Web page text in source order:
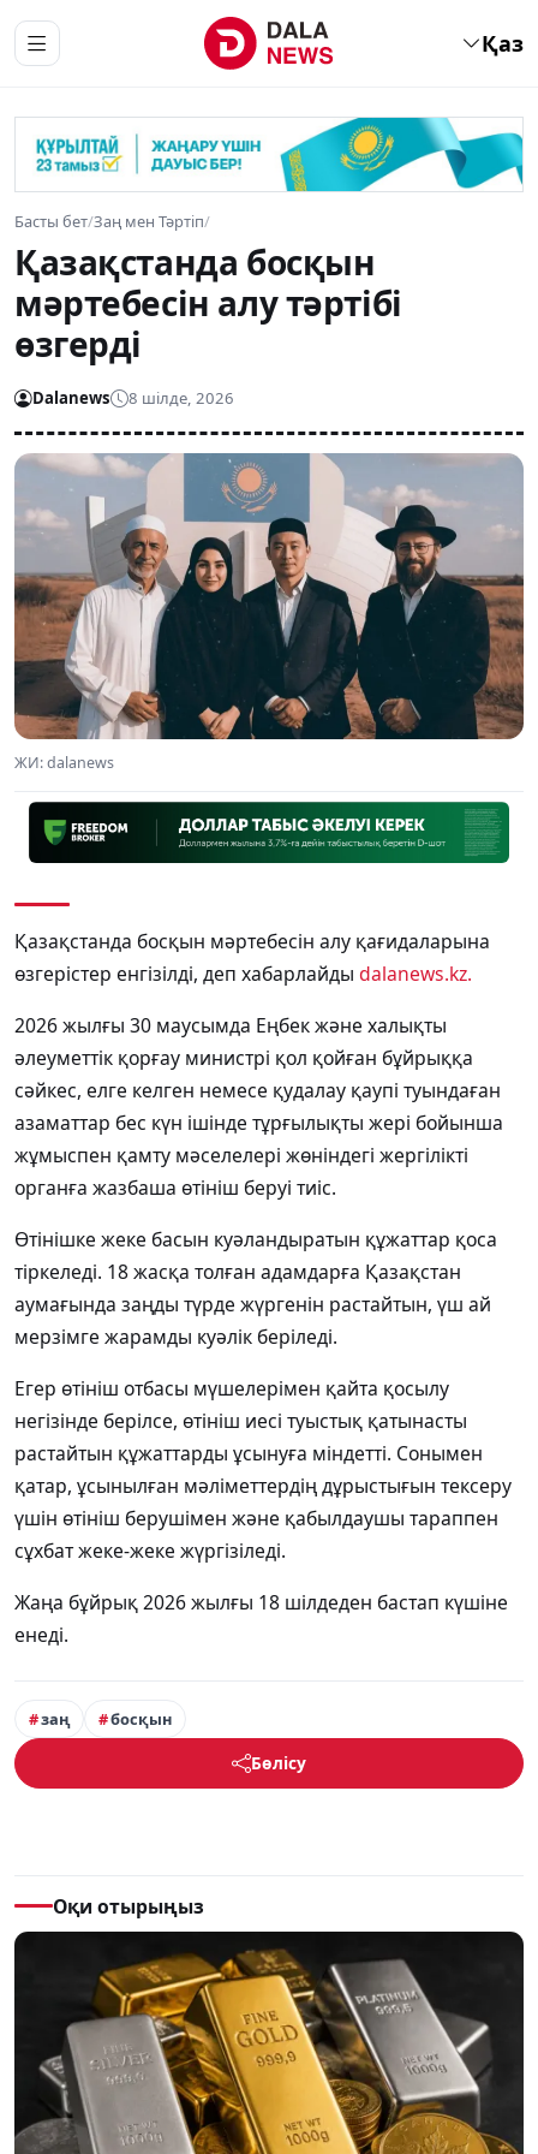
Қаз
Басты бет/Заң мен Тәртіп/
Қазақстанда босқын
мәртебесін алу тәртібі
өзгерді
Dalanews 8 шілде, 2026
ЖИ: dalanews
Қазақстанда босқын мәртебесін алу қағидаларына
өзгерістер енгізілді, деп хабарлайды dalanews.kz.
2026 жылғы 30 маусымда Еңбек және халықты
әлеуметтік қорғау министрі қол қойған бұйрыққа
сәйкес, елге келген немесе қудалау қаупі туындаған
азаматтар бес күн ішінде тұрғылықты жері бойынша
жұмыспен қамту мәселелері жөніндегі жергілікті
органға жазбаша өтініш беруі тиіс.
Өтінішке жеке басын куәландыратын құжаттар қоса
тіркеледі. 18 жасқа толған адамдарға Қазақстан
аумағында заңды түрде жүргенін растайтын, үш ай
мерзімге жарамды куәлік беріледі.
Егер өтініш отбасы мүшелерімен қайта қосылу
негізінде берілсе, өтініш иесі туыстық қатынасты
растайтын құжаттарды ұсынуға міндетті. Сонымен
қатар, ұсынылған мәліметтердің дұрыстығын тексеру
үшін өтініш берушімен және қабылдаушы тараппен
сұхбат жеке-жеке жүргізіледі.
Жаңа бұйрық 2026 жылғы 18 шілдеден бастап күшіне
енеді.
заң босқын
Бөлісу
Оқи отырыңыз